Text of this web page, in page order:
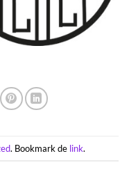
. Bookmark de link.